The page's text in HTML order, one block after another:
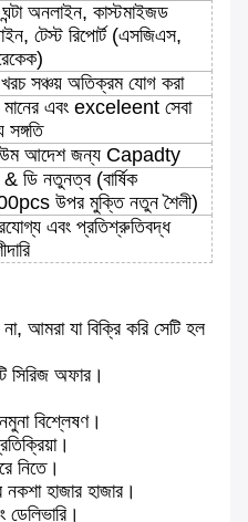
অনলাইন, কাস্টমাইজড
টেস্ট রিপোর্ট (এসজিএস,
খরচ সঞ্চয় অতিক্রম যোগ করা
মানের এবং exceleent সেবা
আদেশ জন্য Capadty
ডি নতুনত্ব (বার্ষিক
উপর মুক্তি নতুন শৈলী)
এবং প্রতিশ্রুতিবদ্ধ
আমরা যা বিক্রি করি সেটি হল
সিরিজ অফার।
বিশ্লেষণ।
নিতে।
হাজার হাজার।